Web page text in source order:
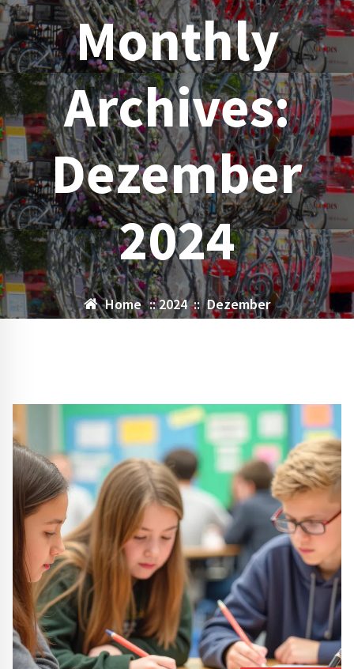
Monthly
Archives:
Dezember
2024
Home ::2024:: Dezember